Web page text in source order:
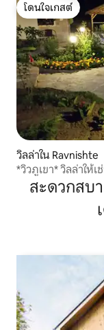
โดนใจเกสต์
โดนใจเกสต์
วิลล่าใน Ravnishte
*วิวภูเขา* วิลล่าให้เ
สะดวกสบ